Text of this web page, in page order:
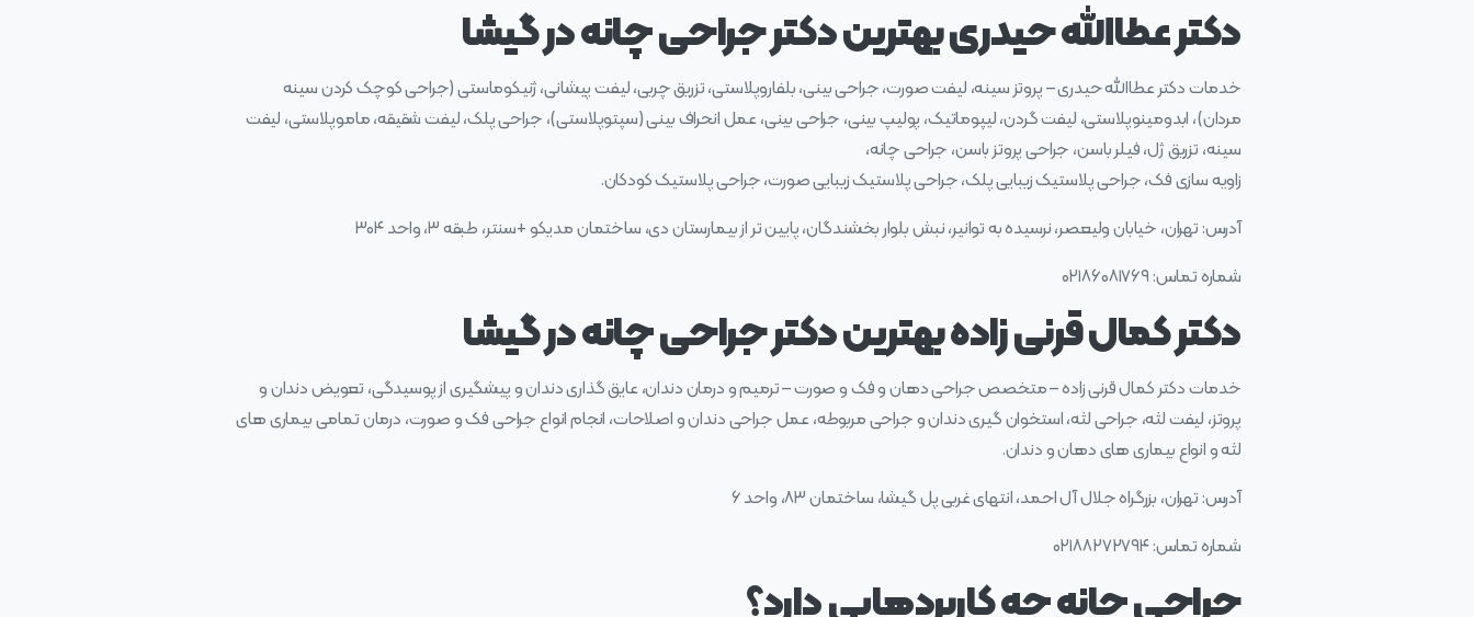
دکتر عطاالله حیدری بهترین دکتر جراحی چانه در گیشا
خدمات دکتر عطاالله حیدری – پروتز سینه، لیفت صورت، جراحی بینی، بلفاروپلاستی، تزریق چربی، لیفت پیشانی، ژنیکوماستی (جراحی کوچک کردن سینه
مردان)، ابدومینوپلاستی، لیفت گردن، لیپوماتیک، پولیپ بینی، جراحی بینی، عمل انحراف بینی (سپتوپلاستی)، جراحی پلک، لیفت شقیقه، ماموپلاستی، لیفت
سینه، تزریق ژل، فیلر باسن، جراحی پروتز باسن، جراحی چانه،
زاویه سازی فک، جراحی پلاستیک زیبایی پلک، جراحی پلاستیک زیبایی صورت، جراحی پلاستیک کودکان.
آدرس: تهران، خیابان ولیعصر، نرسیده به توانیر، نبش بلوار بخشندگان، پایین تر از بیمارستان دی، ساختمان مدیکو +سنتر، طبقه ۳، واحد ۳۰۴
شماره تماس: ۰۲۱۸۶۰۸۱۷۶۹
دکتر کمال قرنی زاده بهترین دکتر جراحی چانه در گیشا
خدمات دکتر کمال قرنی زاده – متخصص جراحی دهان و فک و صورت – ترمیم و درمان دندان، عایق گذاری دندان و پیشگیری از پوسیدگی، تعویض دندان و
پروتز، لیفت لثه، جراحی لثه، استخوان‌ گیری دندان و جراحی مربوطه، عمل جراحی دندان و اصلاحات، انجام انواع جراحی فک و صورت، درمان تمامی بیماری‌ های
لثه و انواع بیماری‌ های دهان و دندان.
آدرس: تهران، بزرگراه جلال آل احمد، انتهای غربی پل گیشا، ساختمان ۸۳، واحد ۶
شماره تماس: ۰۲۱۸۸۲۷۲۷۹۴
جراحی چانه چه کاربردهایی دارد؟